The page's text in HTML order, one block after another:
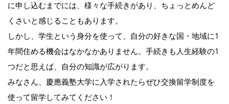
に申し込むまでには、様々な手続きがあり、ちょっとめんど
くさいと感じることもあります。
しかし、学生という身分を使って、自分の好きな国・地域に1
年間住める機会はなかなかありません。手続きも人生経験の1
つだと思えば、自分の知識が広がります。
みなさん、慶應義塾大学に入学されたらぜひ交換留学制度を
使って留学してみてください！